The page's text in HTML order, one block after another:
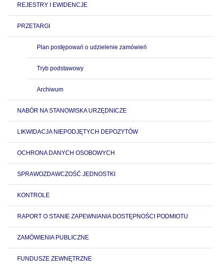
REJESTRY I EWIDENCJE
PRZETARGI
Plan postępowań o udzielenie zamówień
Tryb podstawowy
Archiwum
NABÓR NA STANOWISKA URZĘDNICZE
LIKWIDACJA NIEPODJĘTYCH DEPOZYTÓW
OCHRONA DANYCH OSOBOWYCH
SPRAWOZDAWCZOŚĆ JEDNOSTKI
KONTROLE
RAPORT O STANIE ZAPEWNIANIA DOSTĘPNOŚCI PODMIOTU
ZAMÓWIENIA PUBLICZNE
FUNDUSZE ZEWNĘTRZNE